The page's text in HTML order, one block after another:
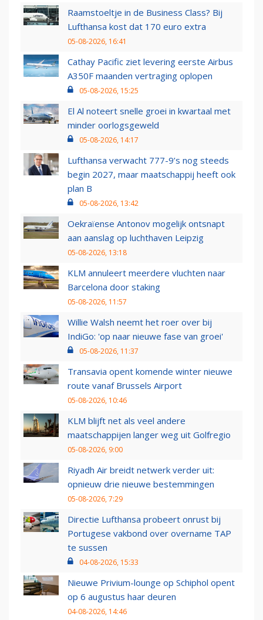
Raamstoeltje in de Business Class? Bij
Lufthansa kost dat 170 euro extra
05-08-2026, 16:41
Cathay Pacific ziet levering eerste Airbus
A350F maanden vertraging oplopen
05-08-2026, 15:25
El Al noteert snelle groei in kwartaal met
minder oorlogsgeweld
05-08-2026, 14:17
Lufthansa verwacht 777-9’s nog steeds
begin 2027, maar maatschappij heeft ook
plan B
05-08-2026, 13:42
Oekraïense Antonov mogelijk ontsnapt
aan aanslag op luchthaven Leipzig
05-08-2026, 13:18
KLM annuleert meerdere vluchten naar
Barcelona door staking
05-08-2026, 11:57
Willie Walsh neemt het roer over bij
IndiGo: 'op naar nieuwe fase van groei'
05-08-2026, 11:37
Transavia opent komende winter nieuwe
route vanaf Brussels Airport
05-08-2026, 10:46
KLM blijft net als veel andere
maatschappijen langer weg uit Golfregio
05-08-2026, 9:00
Riyadh Air breidt netwerk verder uit:
opnieuw drie nieuwe bestemmingen
05-08-2026, 7:29
Directie Lufthansa probeert onrust bij
Portugese vakbond over overname TAP
te sussen
04-08-2026, 15:33
Nieuwe Privium-lounge op Schiphol opent
op 6 augustus haar deuren
04-08-2026, 14:46